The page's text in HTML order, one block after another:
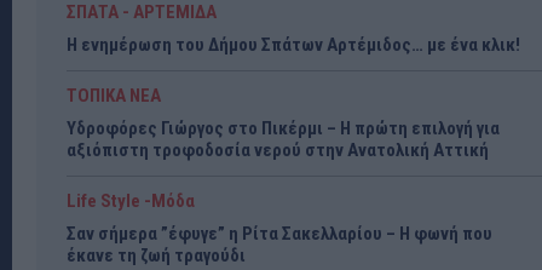
ΣΠΑΤΑ - ΑΡΤΕΜΙΔΑ
Η ενημέρωση του Δήμου Σπάτων Αρτέμιδος… με ένα κλικ!
ΤΟΠΙΚΑ ΝΕΑ
Υδροφόρες Γιώργος στο Πικέρμι – Η πρώτη επιλογή για
αξιόπιστη τροφοδοσία νερού στην Ανατολική Αττική
Life Style -Μόδα
Σαν σήμερα ”έφυγε” η Ρίτα Σακελλαρίου – Η φωνή που
έκανε τη ζωή τραγούδι